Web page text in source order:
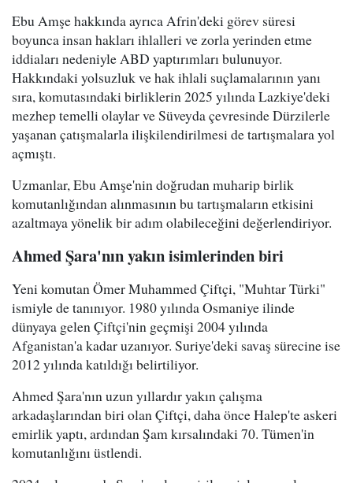
Ebu Amşe hakkında ayrıca Afrin'deki görev süresi
boyunca insan hakları ihlalleri ve zorla yerinden etme
iddiaları nedeniyle ABD yaptırımları bulunuyor.
Hakkındaki yolsuzluk ve hak ihlali suçlamalarının yanı
sıra, komutasındaki birliklerin 2025 yılında Lazkiye'deki
mezhep temelli olaylar ve Süveyda çevresinde Dürzilerle
yaşanan çatışmalarla ilişkilendirilmesi de tartışmalara yol
açmıştı.
Uzmanlar, Ebu Amşe'nin doğrudan muharip birlik
komutanlığından alınmasının bu tartışmaların etkisini
azaltmaya yönelik bir adım olabileceğini değerlendiriyor.
Ahmed Şara'nın yakın isimlerinden biri
Yeni komutan Ömer Muhammed Çiftçi, "Muhtar Türki"
ismiyle de tanınıyor. 1980 yılında Osmaniye ilinde
dünyaya gelen Çiftçi'nin geçmişi 2004 yılında
Afganistan'a kadar uzanıyor. Suriye'deki savaş sürecine ise
2012 yılında katıldığı belirtiliyor.
Ahmed Şara'nın uzun yıllardır yakın çalışma
arkadaşlarından biri olan Çiftçi, daha önce Halep'te askeri
emirlik yaptı, ardından Şam kırsalındaki 70. Tümen'in
komutanlığını üstlendi.